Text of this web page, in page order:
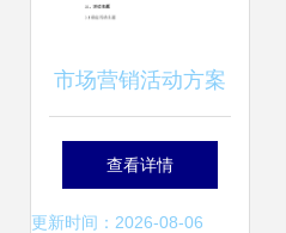
市场营销活动方案
策划模板
查看详情
更新时间：2026-08-06